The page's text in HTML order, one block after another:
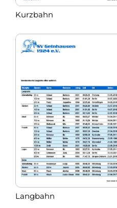
Kurzbahn
Langbahn